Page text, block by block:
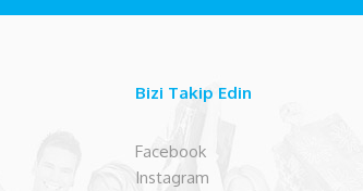
Bizi Takip Edin
Facebook
Instagram